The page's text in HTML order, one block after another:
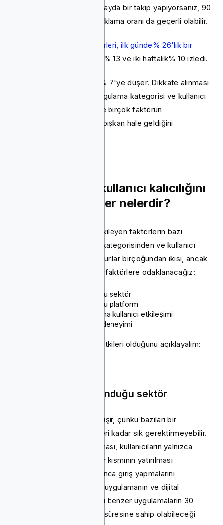
günü hatta 1 günü izler. Üç ayda bir takip yapıyorsanız, 90
günlük daha uzun vadeli saklama oranı da geçerli olabilir.
Küresel tutma kriterleri, ilk günde% 26'lık bir
, 7. günde% 13 ve iki haftalık% 10 izledi.
Tutma oranı 30 gün sonra% 7'ye düşer. Dikkate alınması
gereken en önemli şey, uygulama kategorisi ve kullanıcı
deneyimi dahil olmak üzere birçok faktörün
uygulamanızın ne kadar yapışkan hale geldiğini
Uygulamalarda kullanıcı kalıcılığını
etkileyen faktörler nelerdir?
Kullanıcı tutma özelliğini etkileyen faktörlerin bazı
örnekleri olarak uygulama kategorisinden ve kullanıcı
deneyiminden bahsettik. Bunlar birçoğundan ikisi, ancak
aşağıdakiler gibi en önemli faktörlere odaklanacağız:
Uygulamanızın bulunduğu sektör
Uygulamanızın bulunduğu platform
Uygulamanızdaki ortalama kullanıcı etkileşimi
Uygulamanın değeri ve deneyimi
Şimdi her birini ve ne gibi etkileri olduğunu açıklayalım:
Uygulamanızın bulunduğu sektör
Saklama sektöre göre değişir, çünkü bazıları bir
kullanıcının dikkatini diğerleri kadar sık gerektirmeyebilir.
Örneğin bir yatırım uygulaması, kullanıcıların yalnızca
maaşlar ödendiğinde ve bir kısmının yatırılması
gerektiğinde her ayın sonunda giriş yapmalarını
gerektirebilir. Bu, böyle bir uygulamanın ve dijital
bankacılık uygulamaları gibi benzer uygulamaların 30
günlük daha yüksek tutma süresine sahip olabileceği